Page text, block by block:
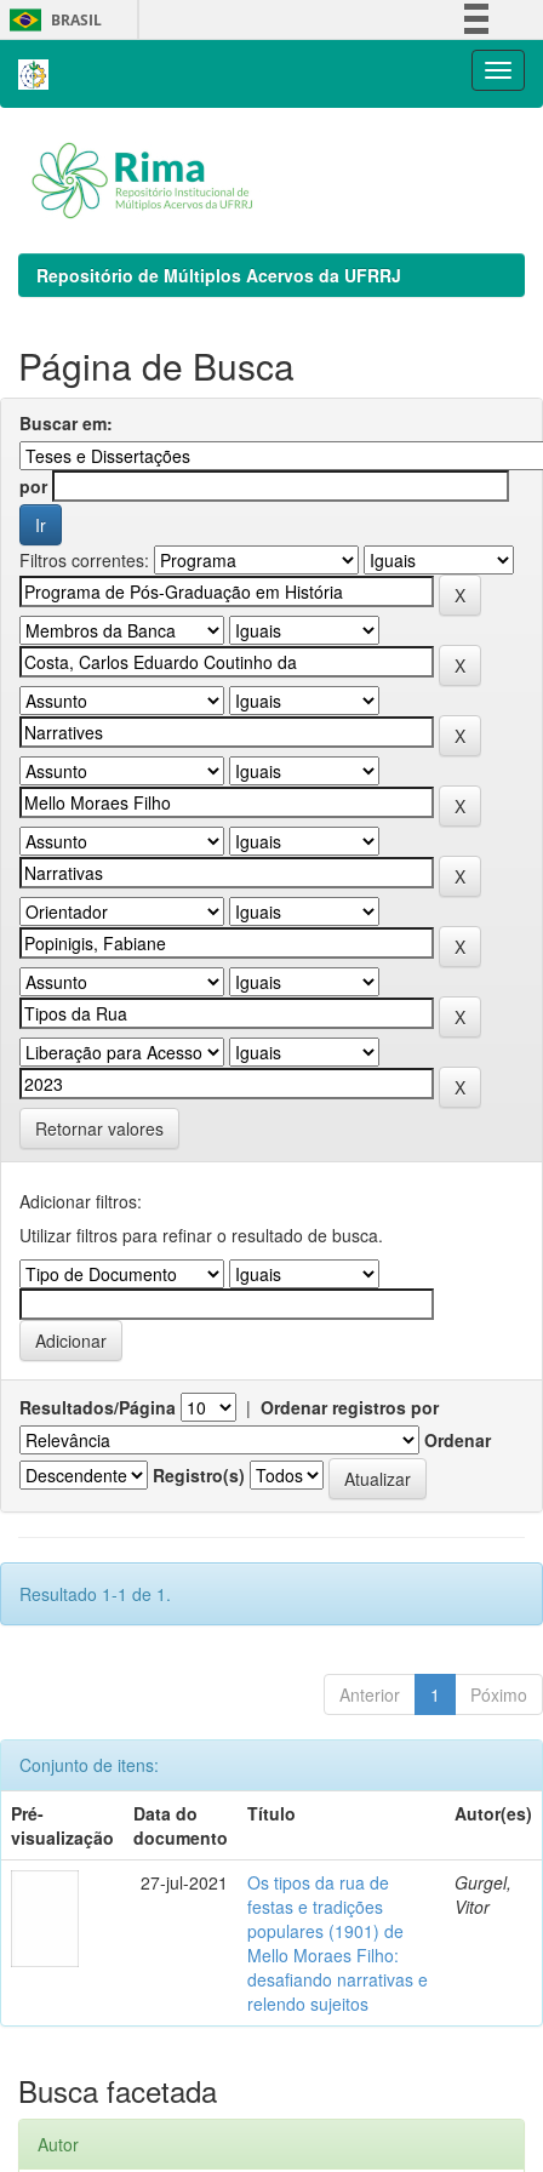
Skip
navigation
BRASIL
Repositório de Múltiplos Acervos da UFRRJ
Página de Busca
Buscar em:
por
Filtros correntes:
Retornar valores
Adicionar filtros:
Utilizar filtros para refinar o resultado de busca.
Resultados/Página | Ordenar registros por
Ordenar
Registro(s)
Resultado 1-1 de 1.
Anterior 1 Póximo
Conjunto de itens:
Pré-
visualização
Data do
documento
Título Autor(es)
27-jul-2021
Os tipos da rua de
festas e tradições
populares (1901) de
Mello Moraes Filho:
desafiando narrativas e
relendo sujeitos
Gurgel,
Vitor
Busca facetada
Autor